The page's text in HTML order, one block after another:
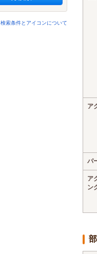
検索条件とアイコンについて
ア
パ
ア
ン